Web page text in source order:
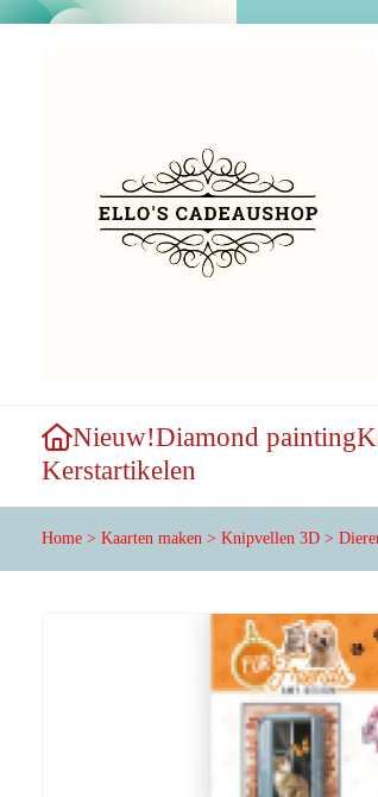
Nieuw!Diamond painting
Kerstartikelen
Home > Kaarten maken > Knipvellen 3D >